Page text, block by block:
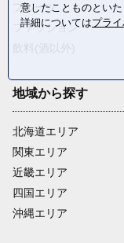
フルーツ
ファッション
地域から探す
北海道エリア
関東エリア
近畿エリア
四国エリア
沖縄エリア
意したことものといた
詳細についてはプラ